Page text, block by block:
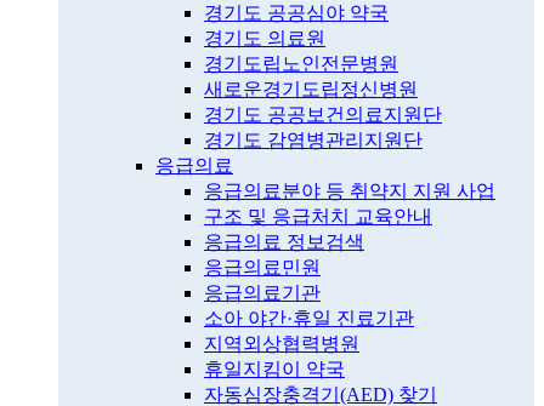
경기도 공공심야 약국
경기도 의료원
경기도립노인전문병원
새로운경기도립정신병원
경기도 공공보건의료지원단
경기도 감염병관리지원단
응급의료
응급의료분야 등 취약지 지원 사업
구조 및 응급처치 교육안내
응급의료 정보검색
응급의료민원
응급의료기관
소아 야간·휴일 진료기관
지역외상협력병원
휴일지킴이 약국
자동심장충격기(AED) 찾기